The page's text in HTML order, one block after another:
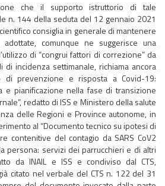
che il supporto istruttorio di tale
n. 144 della seduta del 12 gennaio 2021
consiglia in generale di mantenere
comunque ne suggerisce una
di “congrui fattori di correzione” da
di incidenza settimanale, richiama ancora
di prevenzione e risposta a Covid-19:
e pianificazione nella fase di transizione
redatto di ISS e Ministero della salute
delle Regioni e Province autonome, in
al “Documento tecnico su ipotesi di
contenitive del contagio da SARS CoV2
persona: servizi dei parrucchieri e di altri
da INAIL e ISS e condiviso dal CTS,
citato nel verbale del CTS n. 122 del 31